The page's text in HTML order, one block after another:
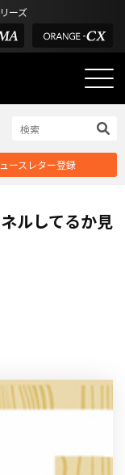
ーズ
ースレター登録
ルしてるか見